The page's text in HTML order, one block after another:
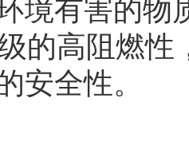
境有害的物
的高阻燃
安全性。